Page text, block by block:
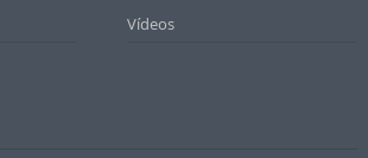
Vídeos